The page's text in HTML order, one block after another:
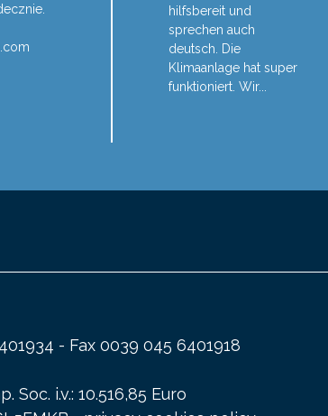
hilfsbereit und
sprechen auch
deutsch. Die
Klimaanlage hat super
funktioniert. Wir...
- Fax 0039 045 6401918
Soc. i.v.: 10.516,85 Euro